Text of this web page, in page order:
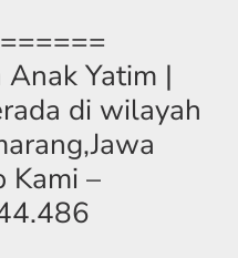
Yatim |
di wilayah
Kami –